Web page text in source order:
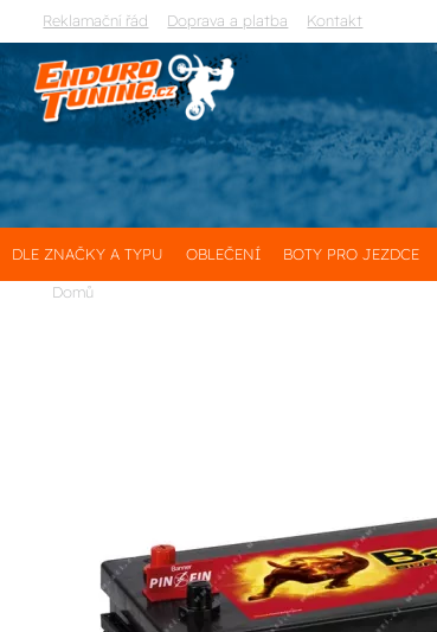
Reklamační řád Doprava a platba Kontakt
DLE ZNAČKY A TYPU OBLEČENÍ BOTY PRO JEZDCE
Domů